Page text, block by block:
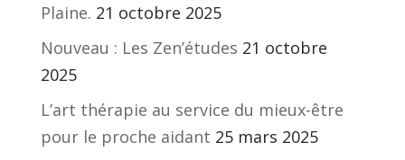
Plaine. 21 octobre 2025
Nouveau : Les Zen’études 21 octobre
2025
L’art thérapie au service du mieux-être
pour le proche aidant 25 mars 2025